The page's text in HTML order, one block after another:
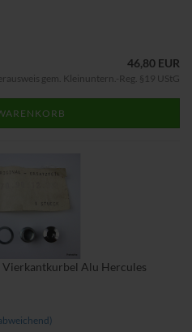
46,80 EUR
gem. Kleinuntern.-Reg. §19 UStG
Alu Hercules